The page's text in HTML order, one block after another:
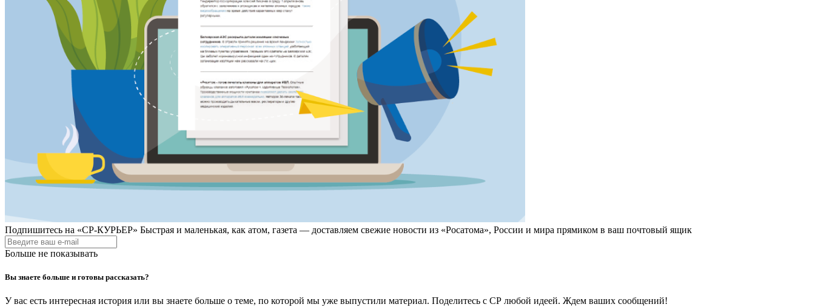
Подпишитесь на «СР-КУРЬЕР» Быстрая и маленькая, как атом, газета — доставляем свежие новости из «Росатома», России и мира прямиком в ваш почтовый ящик
Больше не показывать
Вы знаете больше и готовы рассказать?
У вас есть интересная история или вы знаете больше о теме, по которой мы уже выпустили материал. Поделитесь с СР любой идеей. Ждем ваших сообщений!